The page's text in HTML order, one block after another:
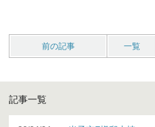
前の記事 一覧
記事一覧